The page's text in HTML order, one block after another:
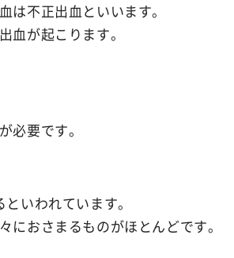
Hair Removal Cream
不正出血といいます。
が起こります。
要です。
いわれています。
おさまるものがほとんどです。